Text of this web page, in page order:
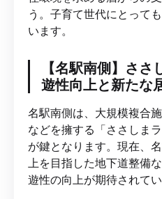
う。子育て世代にとって
います。
【名駅南側】さ
遊性向上と新たな
名駅南側は、大規模複合
などを擁する「ささしま
が鍵となります。現在、
上を目指した地下道整備
遊性の向上が期待されてい